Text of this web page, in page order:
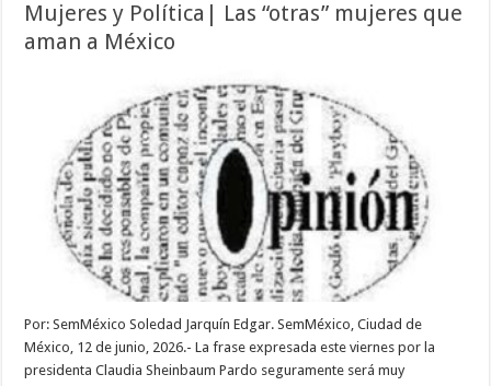
Mujeres y Política| Las “otras” mujeres que
aman a México
Por: SemMéxico Soledad Jarquín Edgar. SemMéxico, Ciudad de
México, 12 de junio, 2026.- La frase expresada este viernes por la
presidenta Claudia Sheinbaum Pardo seguramente será muy